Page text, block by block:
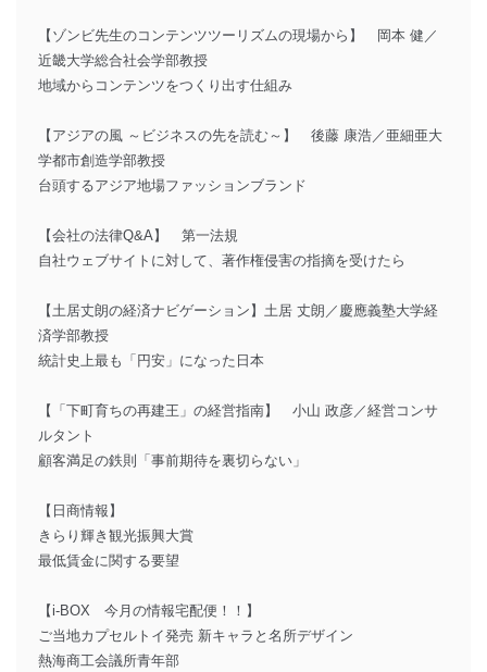
【ゾンビ先生のコンテンツツーリズムの現場から】 岡本 健／
近畿大学総合社会学部教授
地域からコンテンツをつくり出す仕組み
【アジアの風 ～ビジネスの先を読む～】 後藤 康浩／亜細亜大
学都市創造学部教授
台頭するアジア地場ファッションブランド
【会社の法律Q&A】 第一法規
自社ウェブサイトに対して、著作権侵害の指摘を受けたら
【土居丈朗の経済ナビゲーション】土居 丈朗／慶應義塾大学経
済学部教授
統計史上最も「円安」になった日本
【「下町育ちの再建王」の経営指南】 小山 政彦／経営コンサ
ルタント
顧客満足の鉄則「事前期待を裏切らない」
【日商情報】
きらり輝き観光振興大賞
最低賃金に関する要望
【i-BOX 今月の情報宅配便！！】
ご当地カプセルトイ発売 新キャラと名所デザイン
熱海商工会議所青年部